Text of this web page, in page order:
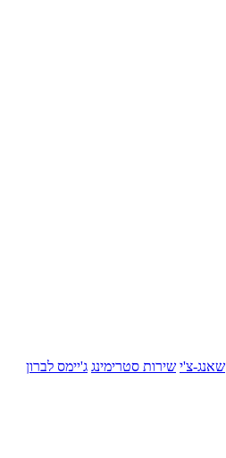
שאנג-צ'י שירות סטרימינג ג'יימס לברון